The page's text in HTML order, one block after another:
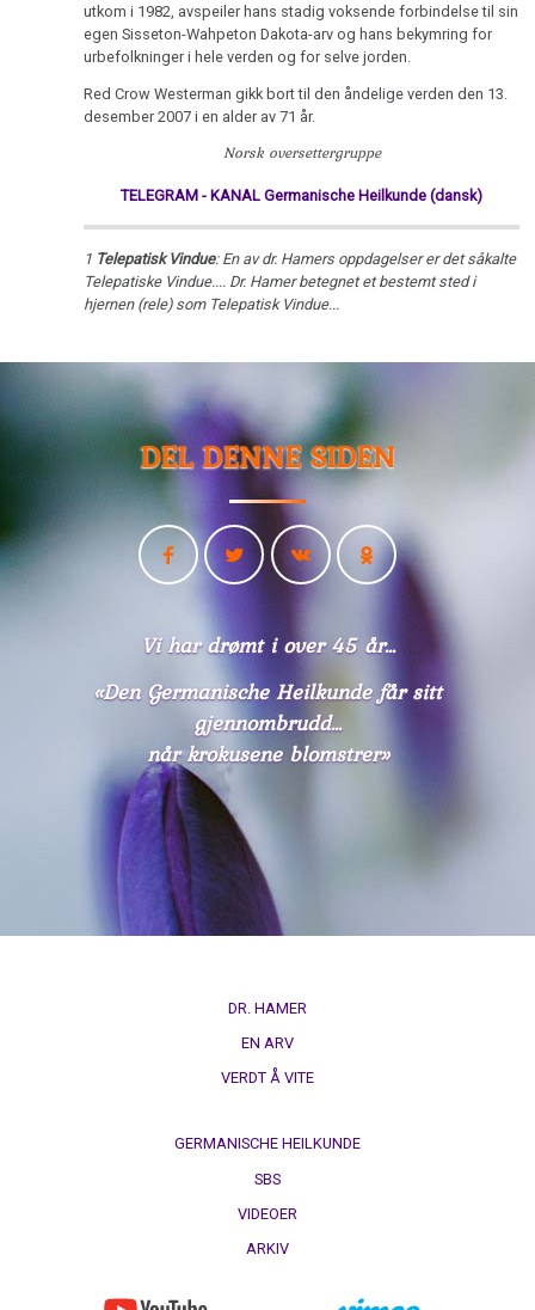
utkom i 1982, avspeiler hans stadig voksende forbindelse til sin
egen Sisseton-Wahpeton Dakota-arv og hans bekymring for
urbefolkninger i hele verden og for selve jorden.
Red Crow Westerman gikk bort til den åndelige verden den 13.
desember 2007 i en alder av 71 år.
Norsk oversettergruppe
TELEGRAM - KANAL Germanische Heilkunde (dansk)
1 Telepatisk Vindue: En av dr. Hamers oppdagelser er det såkalte
Telepatiske Vindue.... Dr. Hamer betegnet et bestemt sted i
hjernen (rele) som Telepatisk Vindue...
DEL DENNE SIDEN
Vi har drømt i over 45 år...
«Den Germanische Heilkunde får sitt
gjennombrudd...
når krokusene blomstrer»
DR. HAMER
EN ARV
VERDT Å VITE
GERMANISCHE HEILKUNDE
SBS
VIDEOER
ARKIV